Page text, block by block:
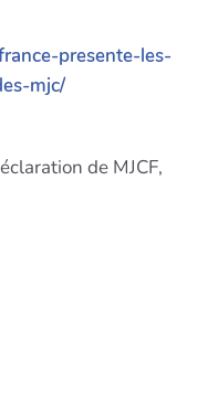
presente-les-
mjc/
de MJCF,